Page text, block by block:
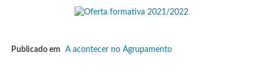
Publicado em A acontecer no Agrupamento